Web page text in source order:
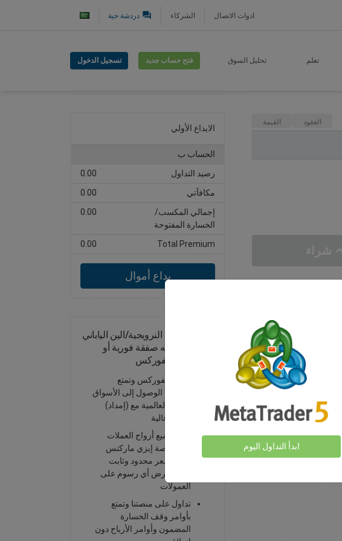
ادوات الاتصال الشركاء question_answer دردشة حية
تعلم تحليل السوق فتح حساب جديد تسجيل الدخول
العقود القيمة
افتح حساب تداول
الايداع الأولي
الحساب ب
رصيد التداول
0.00
مكافآتي
0.00
إجمالي المكسب/
الخسارة المفتوحة
0.00
Total Premium
0.00
يداع أموال
تداول الكرونة النرويجية/الين الياباني
- تداوله بوصفه صفقة فورية أو
صفقة آجلة للفوركس
تداول الفوركس وتمتع
بإمكانية الوصول إلى الأسواق
المالية العالمية مع (إمداد)
سيولة عالية
تتمتع جميع أزواج العملات
على منصة إيزي ماركتس
بفرق سعر محدود وثابت
وعدم فرض أي رسوم على
العمولات
تداول على منصتنا وتمتع
بأوامر وقف الخسارة
المضمون وأوامر الأرباح دون
ابدأ التداول اليوم